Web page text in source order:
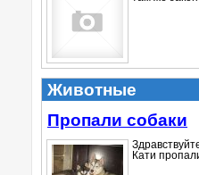
Животные
Пропали собаки
Кати